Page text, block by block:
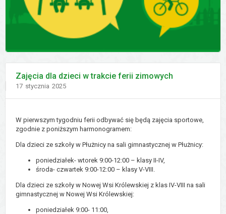
Zajęcia dla dzieci w trakcie ferii zimowych
Dodano
17 stycznia 2025
W pierwszym tygodniu ferii odbywać się będą zajęcia sportowe,
zgodnie z poniższym harmonogramem:
Dla dzieci ze szkoły w Płużnicy na sali gimnastycznej w Płużnicy:
poniedziałek- wtorek 9:00-12:00 – klasy II-IV,
środa- czwartek 9:00-12:00 – klasy V-VIII.
Dla dzieci ze szkoły w Nowej Wsi Królewskiej z klas IV-VIII na sali
gimnastycznej w Nowej Wsi Królewskiej:
poniedziałek 9:00- 11:00,